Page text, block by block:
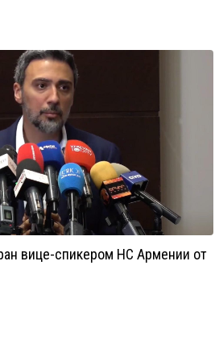
вице-спикером НС Армении от